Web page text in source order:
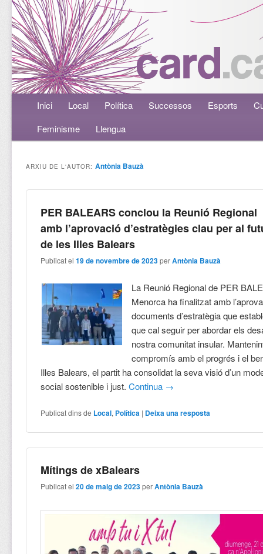
Menú principalAneu al contingut principal
Aneu al contingut secundari
Inici Local Política Successos Esports
Feminisme
Llengua
ARXIU DE L'AUTOR:Antònia Bauzà
PER BALEARS conclou la Reunió Regional
amb l’aprovació d’estratègies clau per al
de les Illes Balears
Publicat el19 de novembre de 2023 perAntònia Bauzà
La Reunió Regional de PER
Menorca ha finalitzat amb
documents d’estratègia que
que cal seguir per abordar els
nostra comunitat insular.
compromís amb el progrés i el
Illes Balears, el partit ha consolidat la seva visió d’un
social sostenible i just.Continua →
Publicat dins de Local, Política | Deixa una resposta
Mítings de xBalears
Publicat el20 de maig de 2023 perAntònia Bauzà